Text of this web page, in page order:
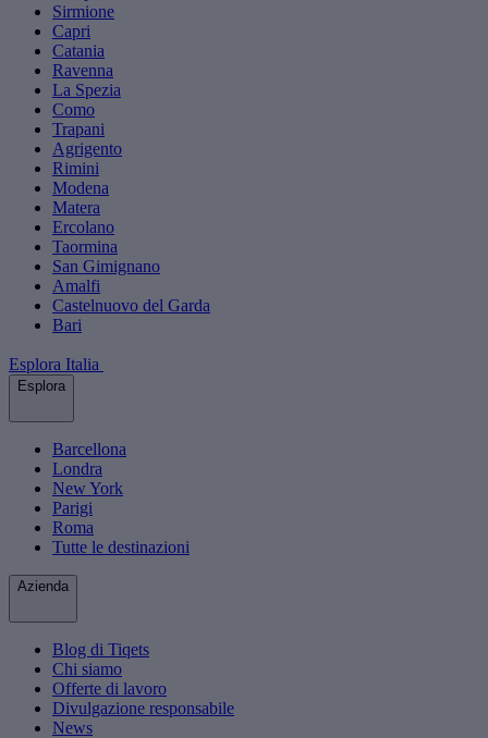
Sirmione
Capri
Catania
Ravenna
La Spezia
Como
Trapani
Agrigento
Rimini
Modena
Matera
Ercolano
Taormina
San Gimignano
Amalfi
Castelnuovo del Garda
Bari
Esplora Italia
Esplora
Barcellona
Londra
New York
Parigi
Roma
Tutte le destinazioni
Azienda
Blog di Tiqets
Chi siamo
Offerte di lavoro
Divulgazione responsabile
News